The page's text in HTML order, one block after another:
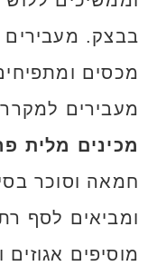
בבצק.
מכסים
מעבירים
מכינים מלית
חמאה וסוכר
ומביאים לסף
מוסיפים